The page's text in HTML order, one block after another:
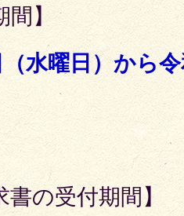
間】
水曜日）から
書の受付期間】